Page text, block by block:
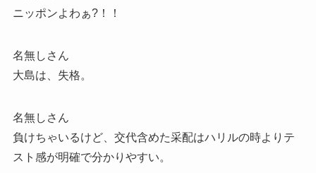
ニッポンよわぁ?！！
名無しさん
大島は、失格。
名無しさん
負けちゃいるけど、交代含めた采配はハリルの時よりテ
スト感が明確で分かりやすい。